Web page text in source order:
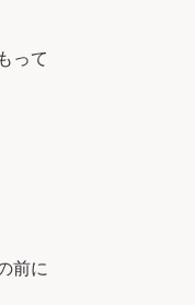
って
前に